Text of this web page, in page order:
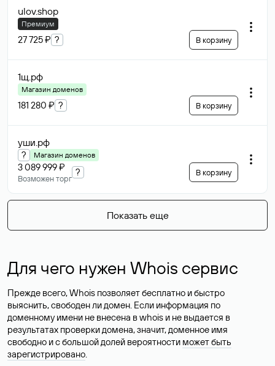
ulov.shop
Премиум
27 725 ₽ ? В корзину
1щ.рф
Магазин доменов
181 280 ₽ ? В корзину
уши.рф
? Магазин доменов
3 089 999 ₽
Возможен торг
? В корзину
Показать еще
Для чего нужен Whois сервис
Прежде всего, Whois позволяет бесплатно и быстро
выяснить, свободен ли домен. Если информация по
доменному имени не внесена в whois и не выдается в
результатах проверки домена, значит, доменное имя
свободно и с большой долей вероятности может быть
зарегистрировано.